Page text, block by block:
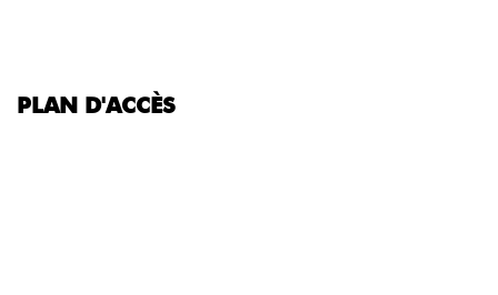
PLAN D'ACCÈS